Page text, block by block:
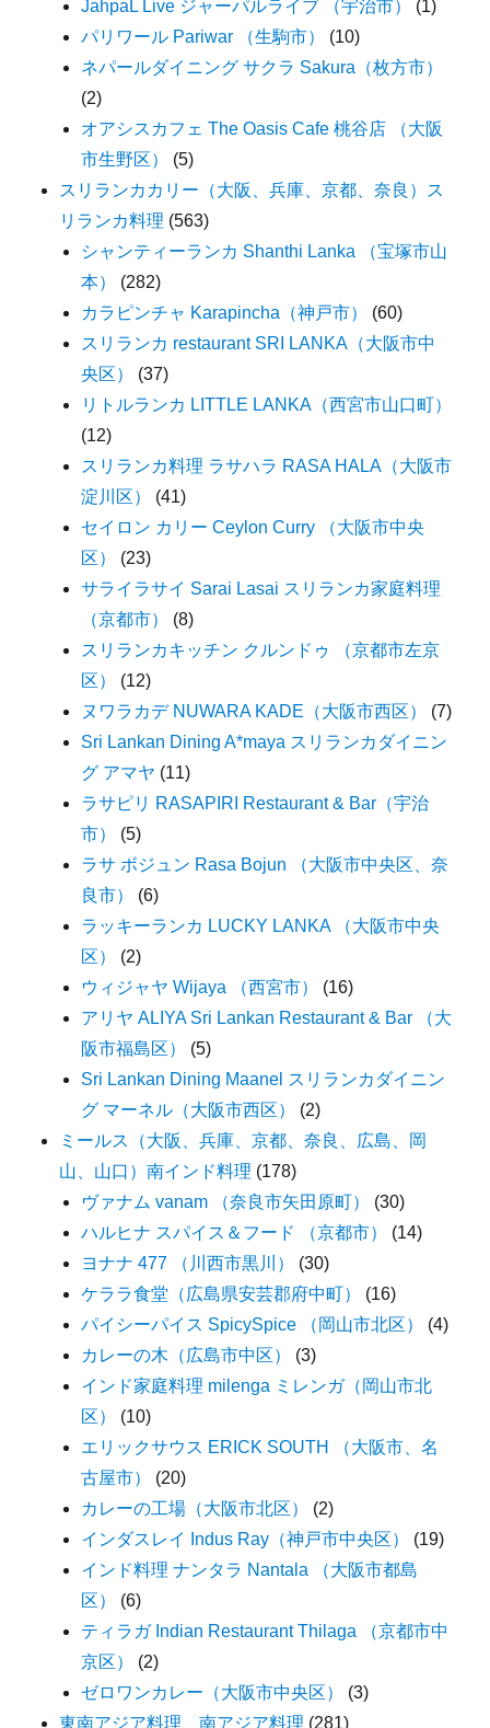
JahpaL Live ジャーパルライブ （宇治市）
(1)
パリワール Pariwar （生駒市）
(10)
ネパールダイニング サクラ Sakura（枚方市）
(2)
オアシスカフェ The Oasis Cafe 桃谷店 （大阪
市生野区）
(5)
スリランカカリー（大阪、兵庫、京都、奈良）ス
リランカ料理 (563)
シャンティーランカ Shanthi Lanka （宝塚市山
本）
(282)
カラピンチャ Karapincha（神戸市）
(60)
スリランカ restaurant SRI LANKA（大阪市中
央区）
(37)
リトルランカ LITTLE LANKA（西宮市山口町）
(12)
スリランカ料理 ラサハラ RASA HALA（大阪市
淀川区）
(41)
セイロン カリー Ceylon Curry （大阪市中央
区）
(23)
サライラサイ Sarai Lasai スリランカ家庭料理
（京都市）
(8)
スリランカキッチン クルンドゥ （京都市左京
区）
(12)
ヌワラカデ NUWARA KADE（大阪市西区）
(7)
Sri Lankan Dining A*maya スリランカダイニン
グ アマヤ (11)
ラサピリ RASAPIRI Restaurant & Bar（宇治
市）
(5)
ラサ ボジュン Rasa Bojun （大阪市中央区、奈
良市）
(6)
ラッキーランカ LUCKY LANKA （大阪市中央
区）
(2)
ウィジャヤ Wijaya （西宮市）
(16)
アリヤ ALIYA Sri Lankan Restaurant & Bar （大
阪市福島区）
(5)
Sri Lankan Dining Maanel スリランカダイニン
グ マーネル（大阪市西区）
(2)
ミールス（大阪、兵庫、京都、奈良、広島、岡
山、山口）南インド料理 (178)
ヴァナム vanam （奈良市矢田原町）
(30)
ハルヒナ スパイス＆フード （京都市）
(14)
ヨナナ 477 （川西市黒川）
(30)
ケララ食堂（広島県安芸郡府中町）
(16)
パイシーパイス SpicySpice （岡山市北区）
(4)
カレーの木（広島市中区）
(3)
インド家庭料理 milenga ミレンガ（岡山市北
区）
(10)
エリックサウス ERICK SOUTH （大阪市、名
古屋市）
(20)
カレーの工場（大阪市北区）
(2)
インダスレイ Indus Ray（神戸市中央区）
(19)
インド料理 ナンタラ Nantala （大阪市都島
区）
(6)
ティラガ Indian Restaurant Thilaga （京都市中
京区）
(2)
ゼロワンカレー（大阪市中央区）
(3)
東南アジア料理、南アジア料理 (281)